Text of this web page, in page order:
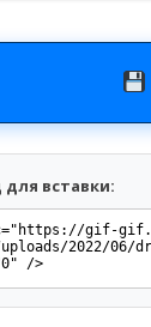
для вставки: